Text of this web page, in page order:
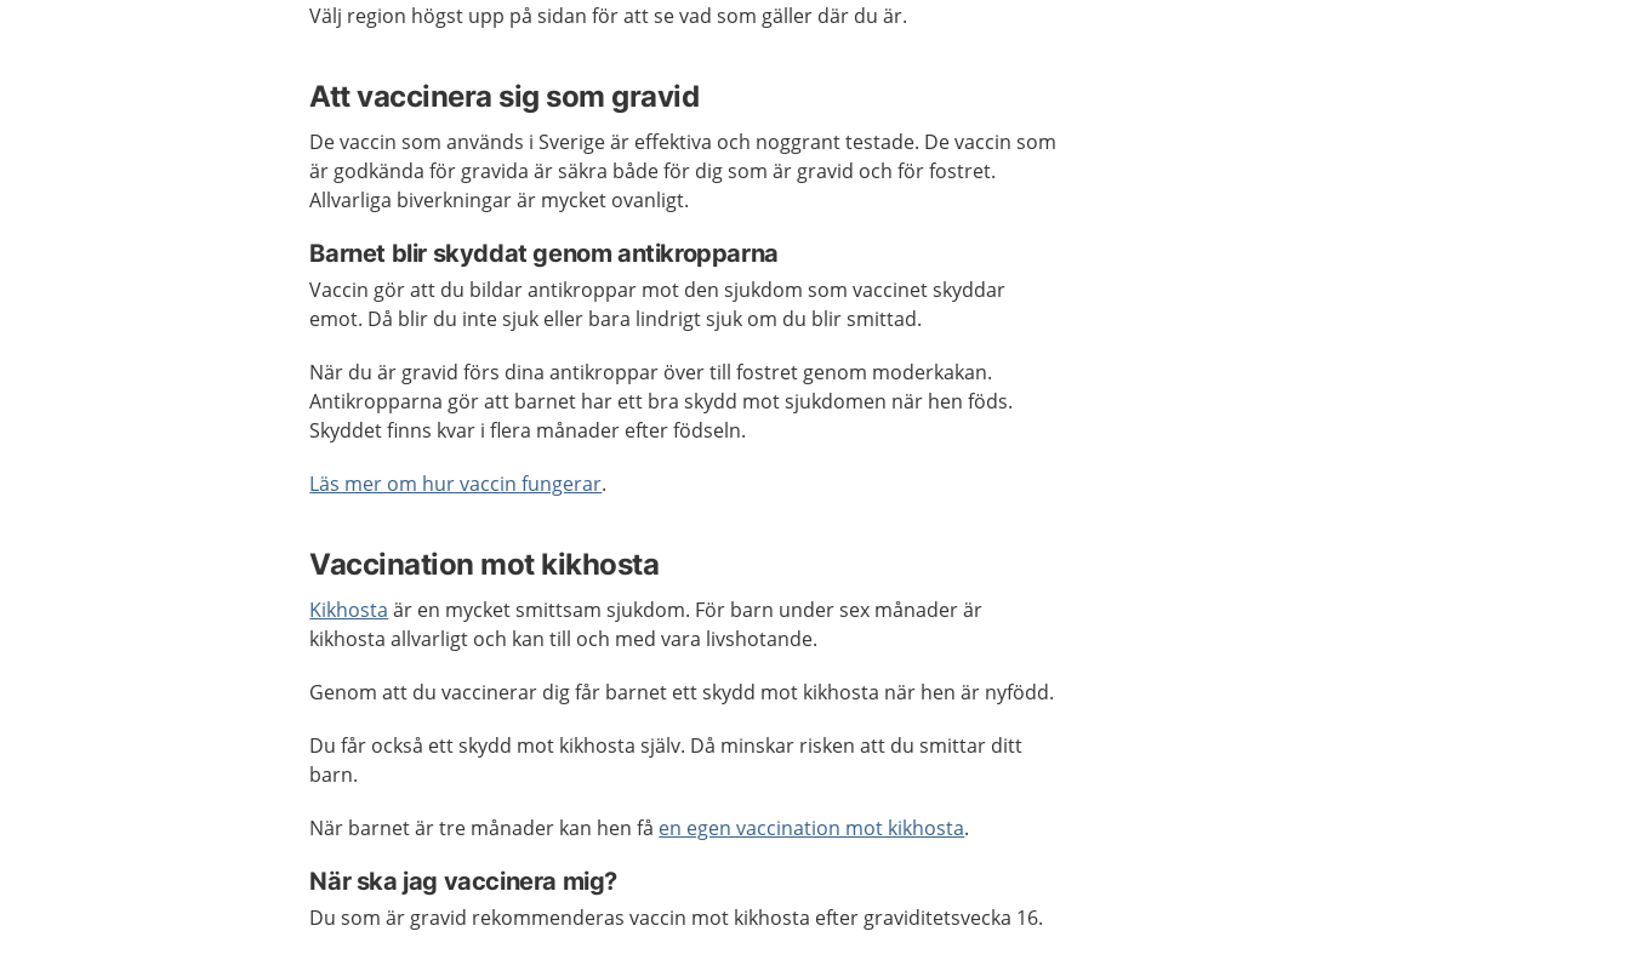
Välj region högst upp på sidan för att se vad som gäller där du är.
Att vaccinera sig som gravid
De vaccin som används i Sverige är effektiva och noggrant testade. De vaccin som
är godkända för gravida är säkra både för dig som är gravid och för fostret.
Allvarliga biverkningar är mycket ovanligt.
Barnet blir skyddat genom antikropparna
Vaccin gör att du bildar antikroppar mot den sjukdom som vaccinet skyddar
emot. Då blir du inte sjuk eller bara lindrigt sjuk om du blir smittad.
När du är gravid förs dina antikroppar över till fostret genom moderkakan.
Antikropparna gör att barnet har ett bra skydd mot sjukdomen när hen föds.
Skyddet finns kvar i flera månader efter födseln.
Läs mer om hur vaccin fungerar.
Vaccination mot kikhosta
Kikhosta är en mycket smittsam sjukdom. För barn under sex månader är
kikhosta allvarligt och kan till och med vara livshotande.
Genom att du vaccinerar dig får barnet ett skydd mot kikhosta när hen är nyfödd.
Du får också ett skydd mot kikhosta själv. Då minskar risken att du smittar ditt
barn.
När barnet är tre månader kan hen få en egen vaccination mot kikhosta.
När ska jag vaccinera mig?
Du som är gravid rekommenderas vaccin mot kikhosta efter graviditetsvecka 16.